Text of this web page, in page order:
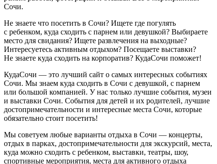
Сочи.
Не знаете что посетить в Сочи? Ищете где погулять
с ребенком, куда сходить с парнем или девушкой? Выбираете
место для свидания? Ищете развлечения на выходные?
Интересуетесь активным отдыхом? Посещаете выставки?
Не знаете куда сходить на корпоратив? КудаСочи поможет!
КудаСочи — это лучший сайт о самых интересных событиях
Сочи. Мы знаем куда сходить в Сочи с девушкой, с парнем
или большой компанией. У нас только лучшие события, музеи
и выставки Сочи. События для детей и их родителей, лучшие
достопримечательности и интересные места Сочи, которые
обязательно стоит посетить!
Мы советуем любые варианты отдыха в Сочи — концерты,
отдых в парках, достопримечательности для экскурсий, места,
куда можно сходить с ребенком, выставки, театры, шоу,
спортивные мероприятия, места для активного отдыха